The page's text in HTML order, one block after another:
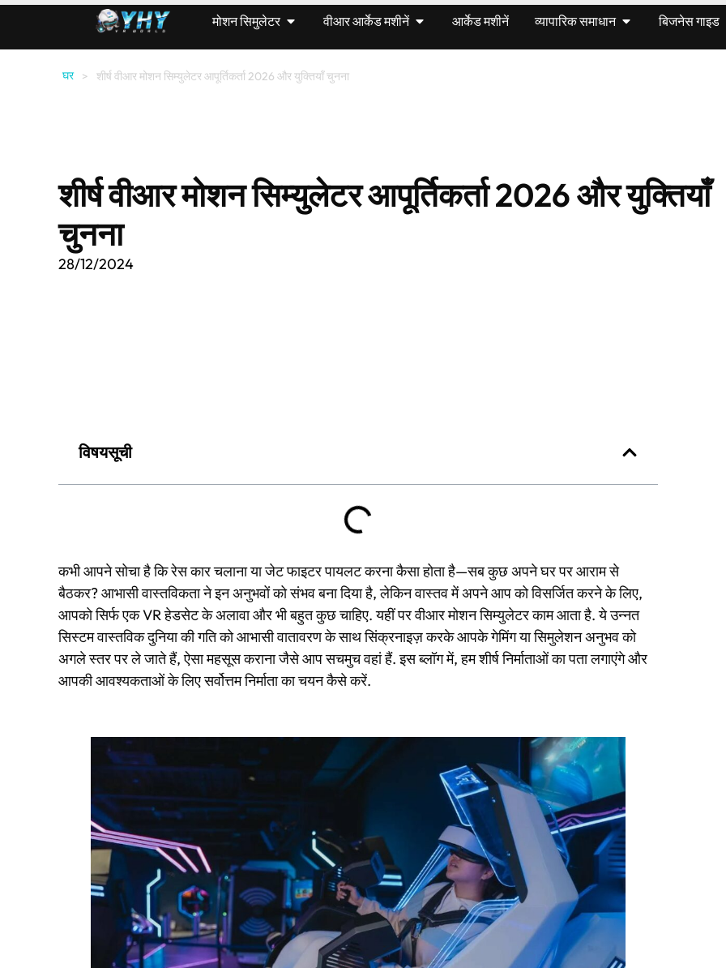
मोशन सिमुलेटर वीआर आर्केड मशीनें आर्केड मशीनें व्यापारिक समाधान बिजनेस गाइड
घर > शीर्ष वीआर मोशन सिम्युलेटर आपूर्तिकर्ता 2026 और युक्तियाँ चुनना
शीर्ष वीआर मोशन सिम्युलेटर आपूर्तिकर्ता 2026 और युक्तियाँ
चुनना
28/12/2024
विषयसूची
कभी आपने सोचा है कि रेस कार चलाना या जेट फाइटर पायलट करना कैसा होता है—सब कुछ अपने घर पर आराम से
बैठकर? आभासी वास्तविकता ने इन अनुभवों को संभव बना दिया है, लेकिन वास्तव में अपने आप को विसर्जित करने के लिए,
आपको सिर्फ एक VR हेडसेट के अलावा और भी बहुत कुछ चाहिए. यहीं पर वीआर मोशन सिम्युलेटर काम आता है. ये उन्नत
सिस्टम वास्तविक दुनिया की गति को आभासी वातावरण के साथ सिंक्रनाइज़ करके आपके गेमिंग या सिमुलेशन अनुभव को
अगले स्तर पर ले जाते हैं, ऐसा महसूस कराना जैसे आप सचमुच वहां हैं. इस ब्लॉग में, हम शीर्ष निर्माताओं का पता लगाएंगे और
आपकी आवश्यकताओं के लिए सर्वोत्तम निर्माता का चयन कैसे करें.